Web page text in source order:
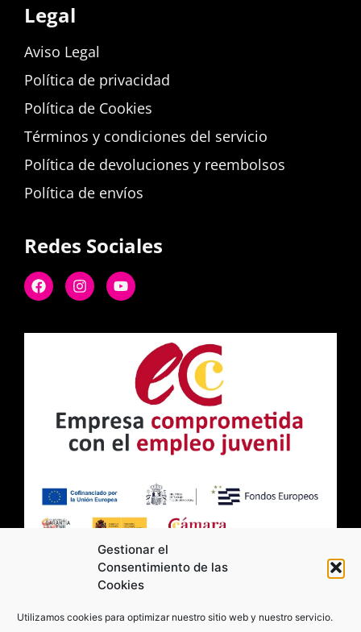
Gestionar el
Consentimiento de las
Cookies
Utilizamos cookies para optimizar nuestro sitio web y nuestro servicio.
Legal
Aviso Legal
Política de privacidad
Política de Cookies
Términos y condiciones del servicio
Política de devoluciones y reembolsos
Política de envíos
Redes Sociales
2026 Moviltick technologies. Todos los